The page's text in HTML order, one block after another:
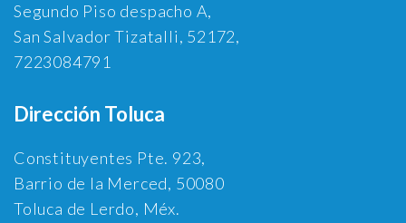
Segundo Piso despacho A,
San Salvador Tizatalli, 52172,
7223084791
Dirección Toluca
Constituyentes Pte. 923,
Barrio de la Merced, 50080
Toluca de Lerdo, Méx.